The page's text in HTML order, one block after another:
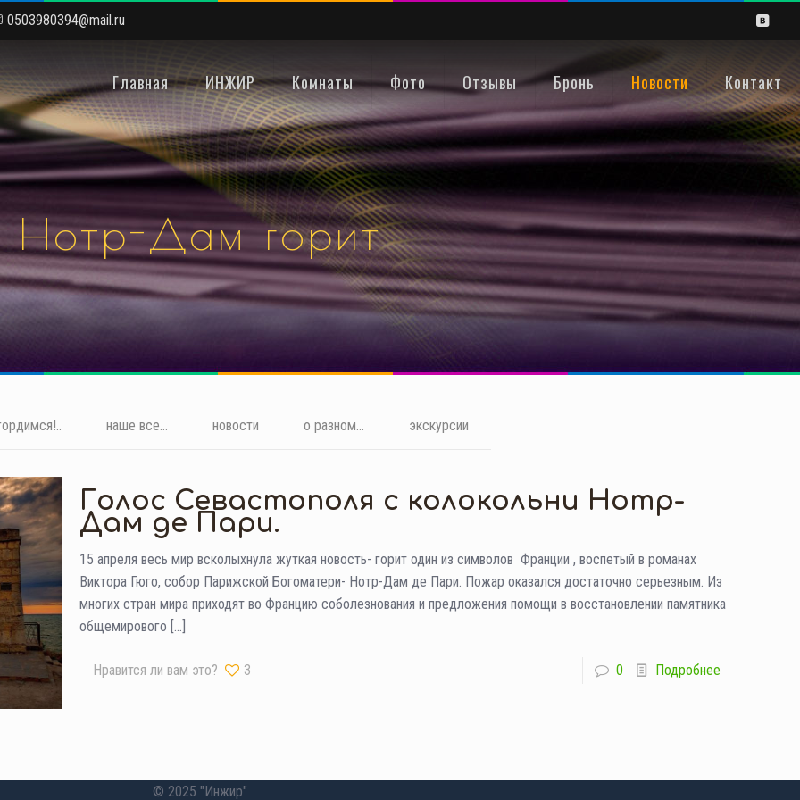
0503980394@mail.ru
Главная ИНЖИР Комнаты Фото Отзывы Бронь Новости Контакт
Нотр-Дам горит
наше все... новости о разном... экскурсии
Голос Севастополя с колокольни Нотр-
Дам де Пари.
15 апреля весь мир всколыхнула жуткая новость- горит один из символов Франции , воспетый в романах
Виктора Гюго, собор Парижской Богоматери- Нотр-Дам де Пари. Пожар оказался достаточно серьезным. Из
многих стран мира приходят во Францию соболезнования и предложения помощи в восстановлении памятника
общемирового […]
Нравится ли вам это? 3 0 Подробнее
© 2025 "Инжир"